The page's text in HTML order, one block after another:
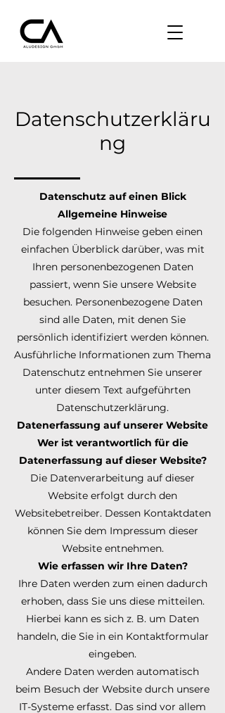
Datenschutzerkläru
ng
Datenschutz auf einen Blick
Allgemeine Hinweise
Die folgenden Hinweise geben einen
einfachen Überblick darüber, was mit
Ihren personenbezogenen Daten
passiert, wenn Sie unsere Website
besuchen. Personenbezogene Daten
sind alle Daten, mit denen Sie
persönlich identifiziert werden können.
Ausführliche Informationen zum Thema
Datenschutz entnehmen Sie unserer
unter diesem Text aufgeführten
Datenschutzerklärung.
Datenerfassung auf unserer Website
Wer ist verantwortlich für die
Datenerfassung auf dieser Website?
Die Datenverarbeitung auf dieser
Website erfolgt durch den
Websitebetreiber. Dessen Kontaktdaten
können Sie dem Impressum dieser
Website entnehmen.
Wie erfassen wir Ihre Daten?
Ihre Daten werden zum einen dadurch
erhoben, dass Sie uns diese mitteilen.
Hierbei kann es sich z. B. um Daten
handeln, die Sie in ein Kontaktformular
eingeben.
Andere Daten werden automatisch
beim Besuch der Website durch unsere
IT-Systeme erfasst. Das sind vor allem